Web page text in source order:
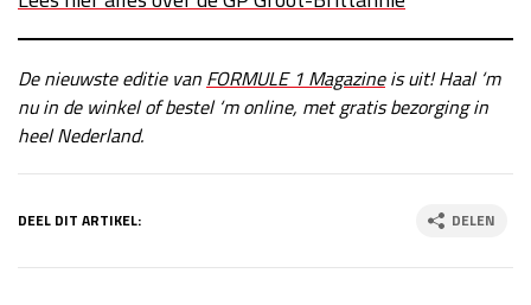
De nieuwste editie van FORMULE 1 Magazineis uit! Haal ‘m
nu in de winkel of bestel ‘m online, met gratis bezorging in
heel Nederland.
DEEL DIT ARTIKEL: DELEN